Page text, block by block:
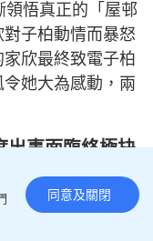
領悟真正的「屋邨
子柏動情而暴怒
欣最終致電子柏
她大為感動，兩
出事面臨終極抉
同意及關閉